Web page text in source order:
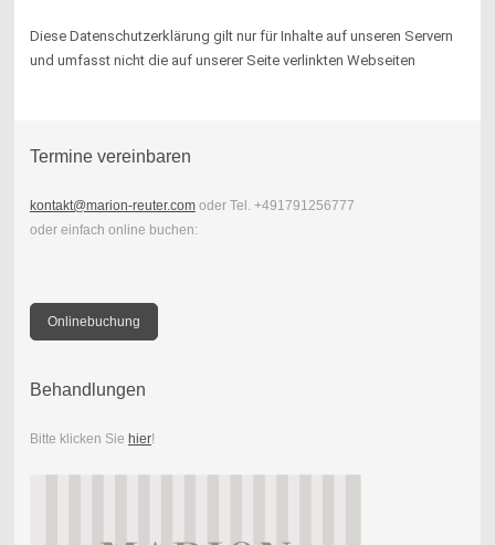
Diese Datenschutzerklärung gilt nur für Inhalte auf unseren Servern
und umfasst nicht die auf unserer Seite verlinkten Webseiten
Termine vereinbaren
kontakt@marion-reuter.comoder Tel. +491791256777
oder einfach online buchen:
Onlinebuchung
Behandlungen
Bitte klicken Sie hier!